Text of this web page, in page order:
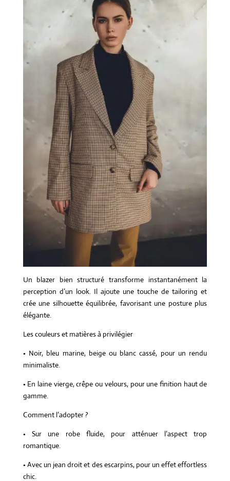
Un blazer bien structuré transforme instantanément la
perception d’un look. Il ajoute une touche de tailoring et
crée une silhouette équilibrée, favorisant une posture plus
élégante.
Les couleurs et matières à privilégier
• Noir, bleu marine, beige ou blanc cassé, pour un rendu
minimaliste.
• En laine vierge, crêpe ou velours, pour une finition haut de
gamme.
Comment l’adopter ?
• Sur une robe fluide, pour atténuer l’aspect trop
romantique.
• Avec un jean droit et des escarpins, pour un effet effortless
chic.